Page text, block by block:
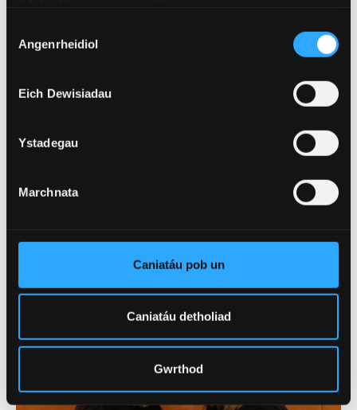
Caniatâd
Angenrheidiol
Eich Dewisiadau
Ystadegau
Marchnata
Caniatáu pob un
Caniatáu detholiad
Gwrthod
Perfformio archwiliad anadlol
Tiwtor